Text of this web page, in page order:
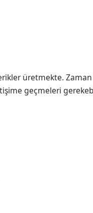
üretmekte.
geçmeleri